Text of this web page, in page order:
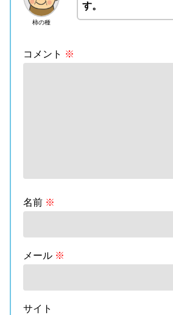
柿の種
す。
コメント ※
名前 ※
メール ※
サイト